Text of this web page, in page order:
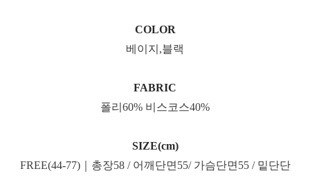
COLOR
베이지,블랙
FABRIC
폴리60% 비스코스40%
SIZE(cm)
FREE(44-77)｜총장58 / 어깨단면55/ 가슴단면55 / 밑단단